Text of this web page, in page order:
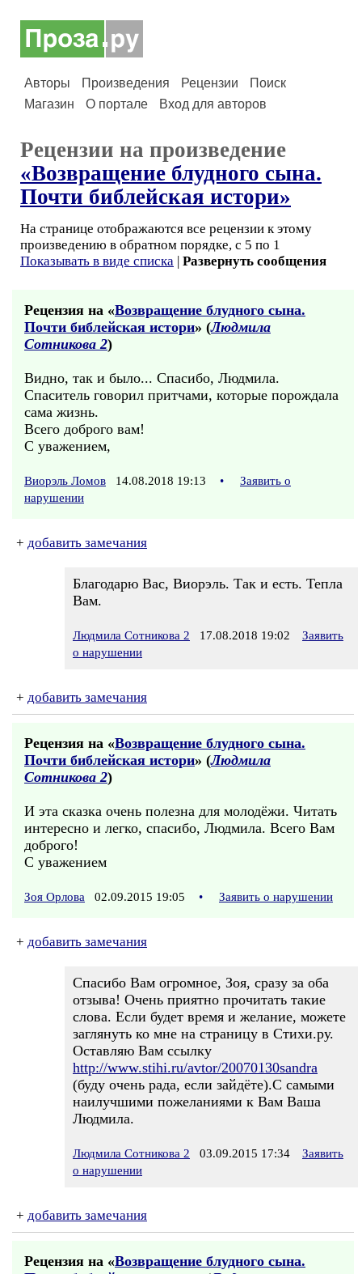
Авторы Произведения Рецензии
Поиск
Магазин
О портале Вход для авторов
Рецензии на произведение
«Возвращение блудного сына.
Почти библейская истори»
На странице отображаются все рецензии к этому
произведению в обратном порядке, с 5 по 1
Показывать в виде списка | Развернуть сообщения
Рецензия на «Возвращение блудного сына.
Почти библейская истори» (Людмила
Сотникова 2)
Видно, так и было... Спасибо, Людмила.
Спаситель говорил притчами, которые порождала
сама жизнь.
Всего доброго вам!
С уважением,
Виорэль Ломов 14.08.2018 19:13 •
Заявить о
нарушении
+ добавить замечания
Благодарю Вас, Виорэль. Так и есть. Тепла
Вам.
Людмила Сотникова 2 17.08.2018 19:02
Заявить
о нарушении
+ добавить замечания
Рецензия на «Возвращение блудного сына.
Почти библейская истори» (Людмила
Сотникова 2)
И эта сказка очень полезна для молодёжи. Читать
интересно и легко, спасибо, Людмила. Всего Вам
доброго!
С уважением
Зоя Орлова 02.09.2015 19:05 • Заявить о нарушении
+ добавить замечания
Спасибо Вам огромное, Зоя, сразу за оба
отзыва! Очень приятно прочитать такие
слова. Если будет время и желание, можете
заглянуть ко мне на страницу в Стихи.ру.
Оставляю Вам ссылку
http://www.stihi.ru/avtor/20070130sandra
(буду очень рада, если зайдёте).С самыми
наилучшими пожеланиями к Вам Ваша
Людмила.
Людмила Сотникова 2 03.09.2015 17:34
Заявить
о нарушении
+ добавить замечания
Рецензия на «Возвращение блудного сына.